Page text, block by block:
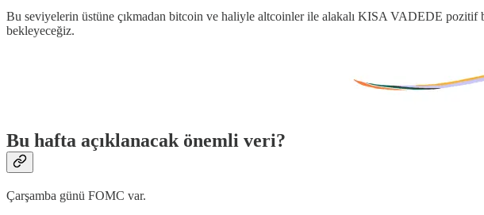
Bu seviyelerin üstüne çıkmadan bitcoin ve haliyle altcoinler ile alakalı KISA VADEDE pozitif
bekleyeceğiz.
Bu hafta açıklanacak önemli veri?
Çarşamba günü FOMC var.